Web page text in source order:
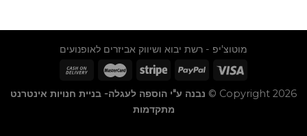
מוטוצ'יפ - רשת יבוא ושיווק אביזרים לאופנועים
Copyright 2026 ©
נבנה ע"י הוספה לעגלה- בניית חנויות אינטרנט
מתקדמות